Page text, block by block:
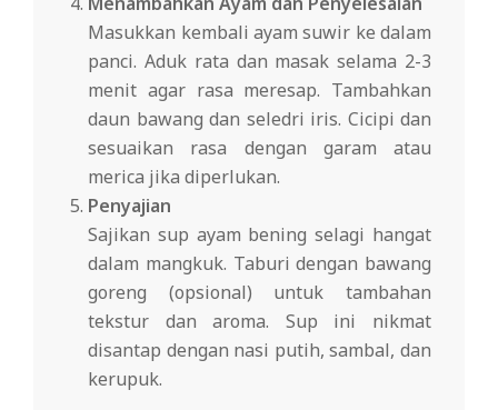
Masukkan kembali ayam suwir ke dalam
panci. Aduk rata dan masak selama 2-3
menit agar rasa meresap. Tambahkan
daun bawang dan seledri iris. Cicipi dan
sesuaikan rasa dengan garam atau
merica jika diperlukan.
Penyajian
Sajikan sup ayam bening selagi hangat
dalam mangkuk. Taburi dengan bawang
goreng (opsional) untuk tambahan
tekstur dan aroma. Sup ini nikmat
disantap dengan nasi putih, sambal, dan
kerupuk.